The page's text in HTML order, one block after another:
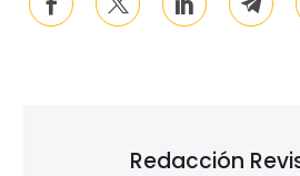
Redacción